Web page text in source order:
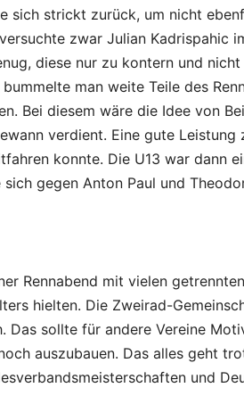
sich strickt zurück, um nicht
zwar Julian Kadrispahic
diese nur zu kontern und
bummelte man weite Teile des
Bei diesem wäre die Idee von
verdient. Eine gute
konnte. Die U13 war dann
sich gegen Anton Paul und
Rennabend mit vielen
hielten. Die Zweirad-
Das sollte für andere Vereine
auszubauen. Das alles geht
und